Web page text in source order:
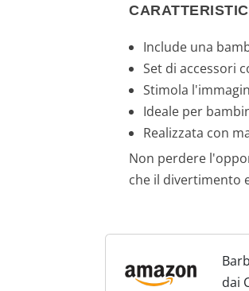
Include una
Set di accessori
Stimola
Ideale per
Realizzata con
Non perdere
che il divertimento
dai